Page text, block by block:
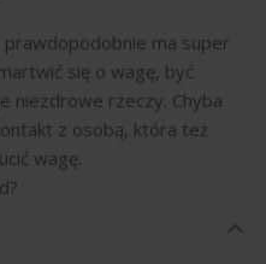
prawdopodobnie ma super
się o wagę, być
niezdrowe rzeczy. Chyba
z osobą, która też
wagę.